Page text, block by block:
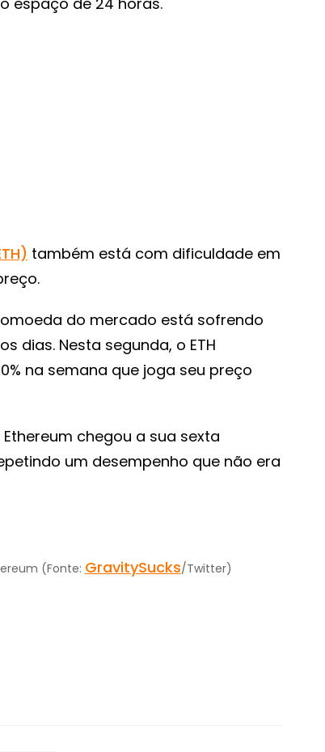
também está com dificuldade em
do mercado está sofrendo
dias. Nesta segunda, o ETH
na semana que joga seu preço
chegou a sua sexta
um desempenho que não era
(Fonte: GravitySucks/Twitter)